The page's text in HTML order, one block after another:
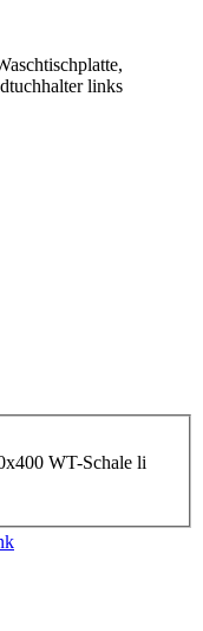
links
WT-Schale li